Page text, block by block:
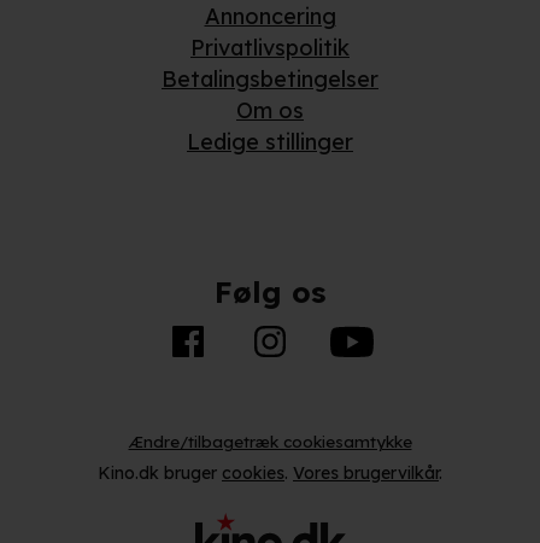
Annoncering
Privatlivspolitik
Betalingsbetingelser
Om os
Ledige stillinger
Følg os
Ændre/tilbagetræk cookiesamtykke
Kino.dk bruger cookies. Vores brugervilkår.